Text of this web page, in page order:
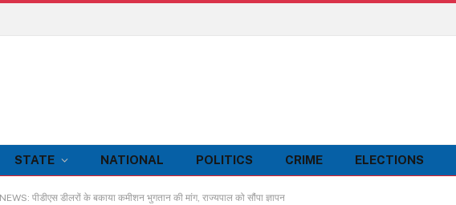
STATE NATIONAL POLITICS CRIME ELECTIONS
पीडीएस डीलरों के बकाया कमीशन भुगतान की मांग, राज्यपाल को सौंपा ज्ञापन